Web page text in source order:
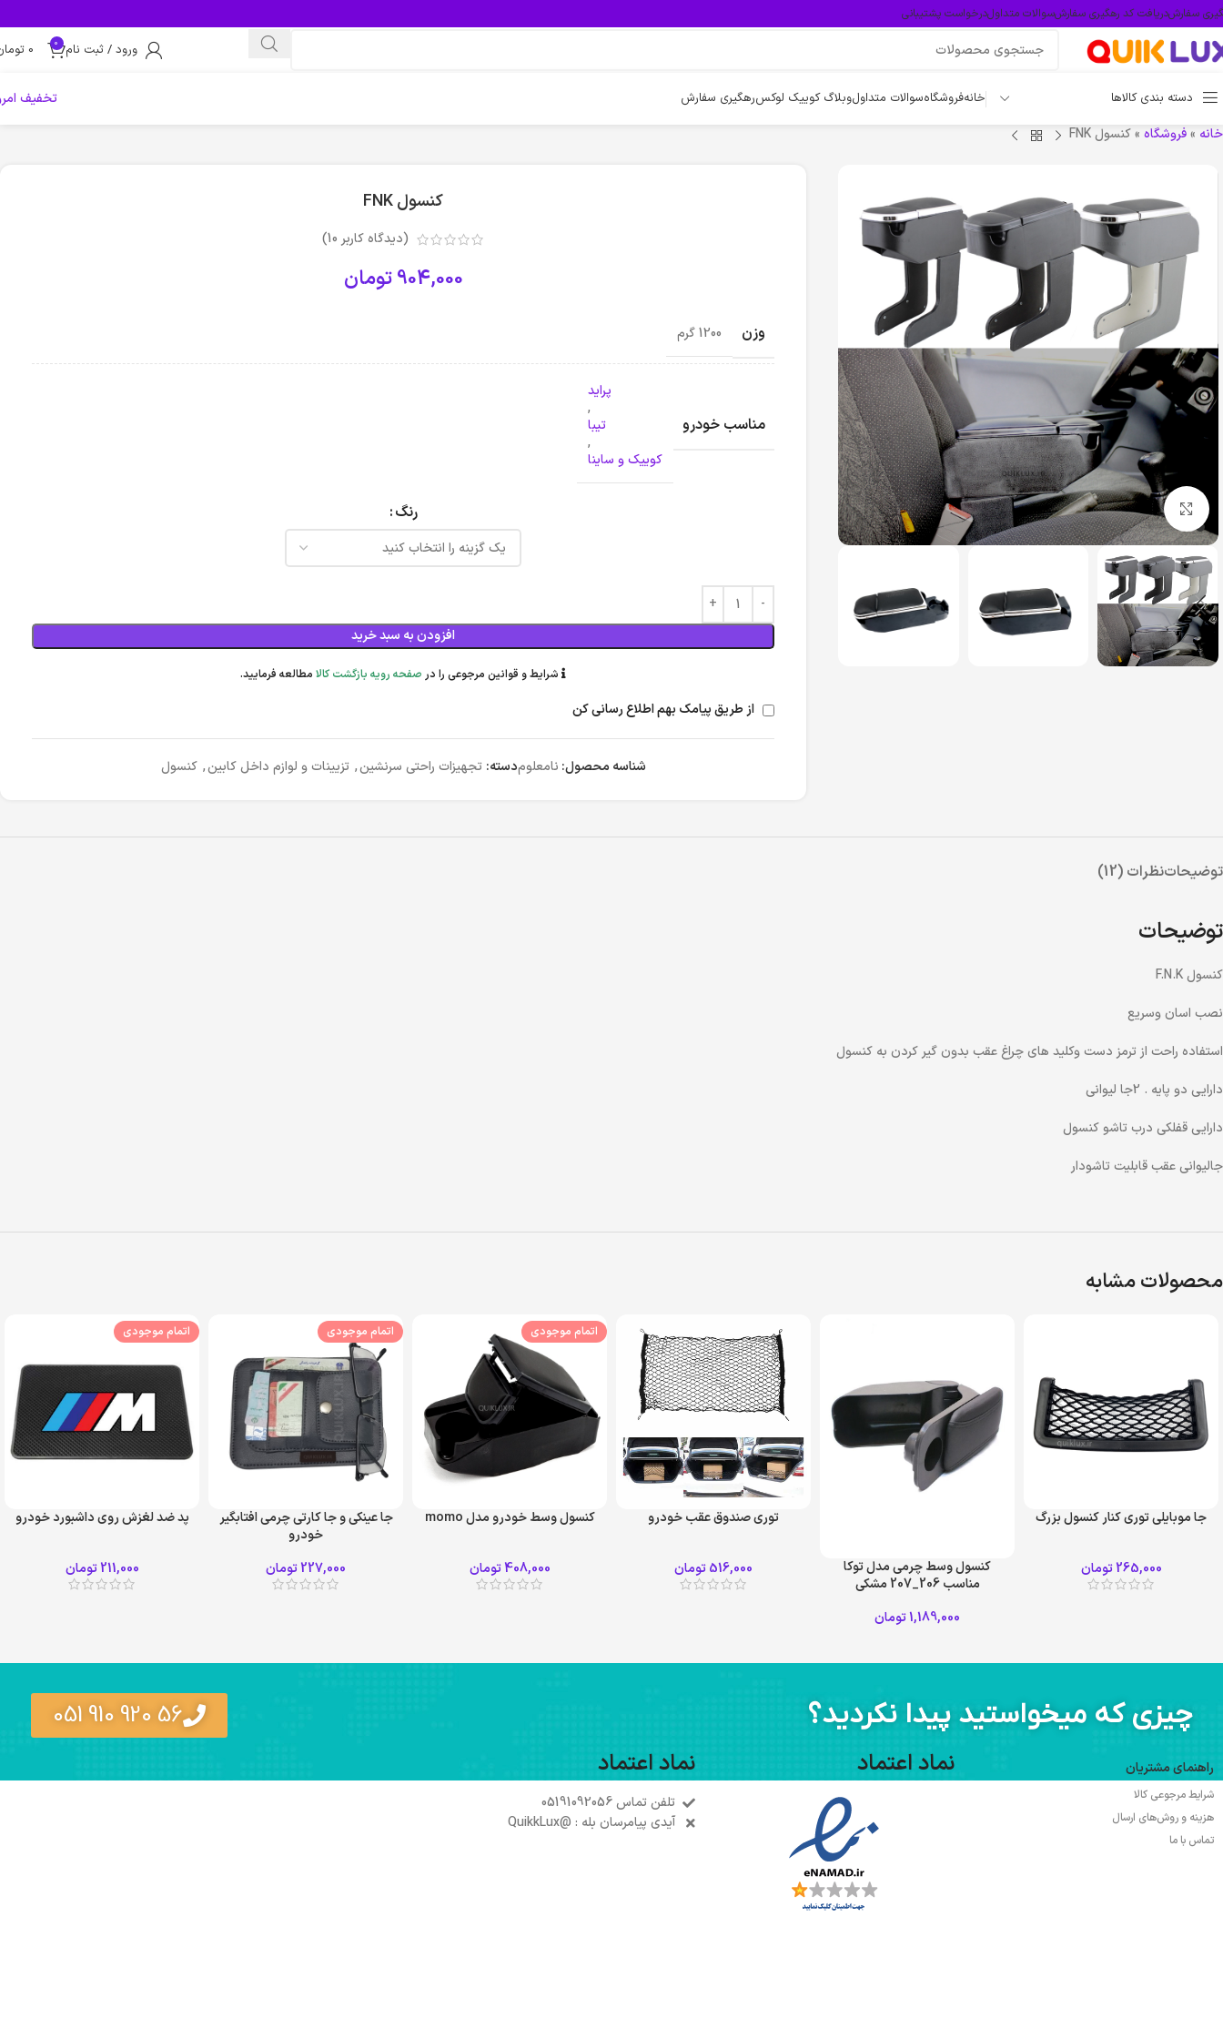
سفارشدریافت کد رهگیری سفارشسوالات متداولدرخواست پشتیبانی
ورود / ثبت نام 0
0
دسته بندی کالاها خانهفروشگاهسوالات متداولوبلاگ کوییک لوکسرهگیری سفارش
تخفیف
خانه »فروشگاه »کنسول FNK
بزرگنمایی تصویر
کنسول FNK
(دیدگاه کاربر 10
)
904,000تومان
وزن 1200 گرم
مناسب خودرو
پراید
,
تیبا
,
کوییک و ساینا
رنگ
افزودن به سبد خرید
شرایط و قوانین مرجوعی را در صفحه رویه بازگشت کالا مطالعه فرمایید.
از طریق پیامک بهم اطلاع رسانی کن
شناسه محصول: نامعلومدسته: تجهیزات راحتی سرنشین, تزیینات و لوازم داخل کابین, کنسول
توضیحاتنظرات (12)
توضیحات
کنسول F.N.K
نصب اسان وسریع
استفاده راحت از ترمز دست وکلید های چراغ عقب بدون گیر کردن به کنسول
دارایی دو پایه . 2جا لیوانی
دارایی قفلکی درب تاشو کنسول
جالیوانی عقب قابلیت تاشودار
محصولات مشابه
جا موبایلی توری کنار کنسول بزرگ
265,000 تومان
کنسول وسط چرمی مدل توکا
مناسب 206_207 مشکی
1,189,000تومان
توری صندوق عقب خودرو
516,000تومان
اتمام موجودی
کنسول وسط خودرو مدل momo
408,000 تومان
اتمام موجودی
جا عينکی و جا کارتی چرمی افتابگیر
خودرو
227,000تومان
اتمام موجودی
پد ضد لغزش روی داشبورد خودرو
211,000 تومان
چیزی که میخواستید پیدا نکردید؟ 56 920 910 051
راهنمای مشتریان
شرایط مرجوعی کالا
هزینه و روش‌های ارسال
تماس با ما
نماد اعتماد نماد اعتماد
تلفن تماس 05191092056
آیدی پیامرسان بله : @QuikkLux